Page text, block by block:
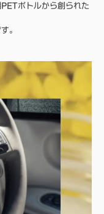
ボトルから創られた
。